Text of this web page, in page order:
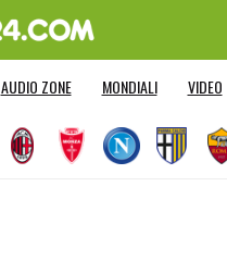
AUDIO ZONE MONDIALI VIDEO